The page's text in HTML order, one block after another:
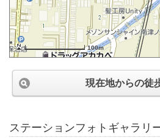
100m
現在地からの徒
ステーションフォトギャラリ